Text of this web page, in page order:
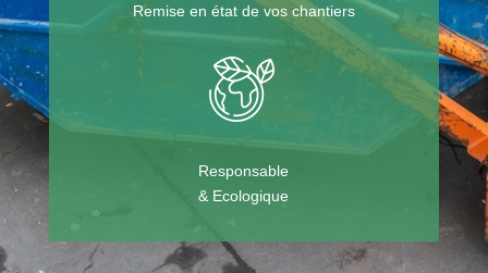
Remise en état de vos chantiers
Responsable
& Ecologique